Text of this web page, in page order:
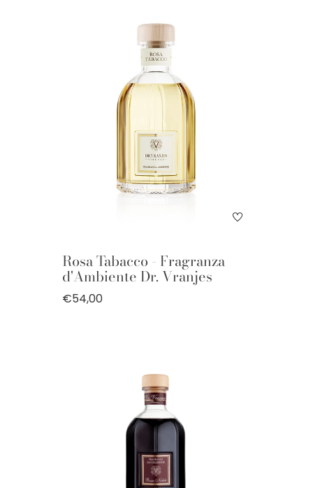
Rosa Tabacco - Fragranza
d'Ambiente Dr. Vranjes
€54,00